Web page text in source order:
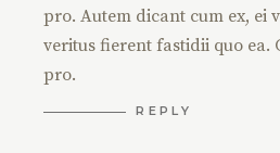
pro. Autem dicant cum ex, ei
veritus fierent fastidii quo ea.
pro.
REPLY